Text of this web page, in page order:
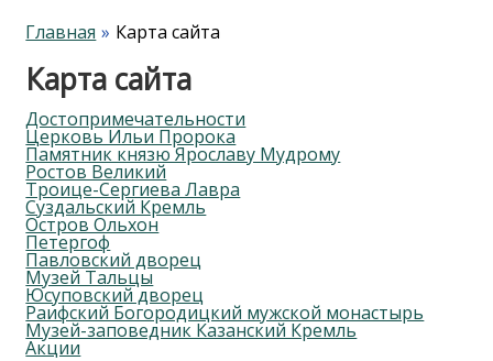
Главная
Карта сайта
Карта сайта
Достопримечательности
Церковь Ильи Пророка
Памятник князю Ярославу Мудрому
Ростов Великий
Троице-Сергиева Лавра
Суздальский Кремль
Остров Ольхон
Петергоф
Павловский дворец
Музей Тальцы
Юсуповский дворец
Раифский Богородицкий мужской монастырь
Музей-заповедник Казанский Кремль
Акции